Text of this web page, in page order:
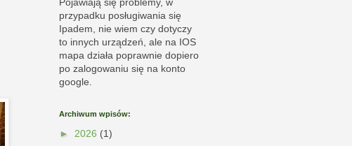
przypadku posługiwania się
Ipadem, nie wiem czy dotyczy
to innych urządzeń, ale na IOS
mapa działa poprawnie dopiero
po zalogowaniu się na konto
google.
Archiwum wpisów:
► 2026 (1)